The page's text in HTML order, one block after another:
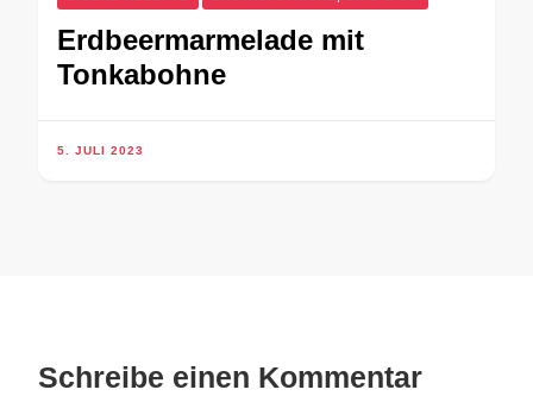
Erdbeermarmelade mit
Tonkabohne
5. JULI 2023
Schreibe einen Kommentar